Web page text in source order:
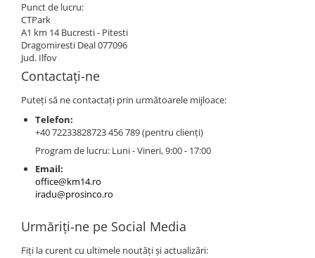
Punct de lucru:
CTPark
A1 km 14 Bucresti - Pitesti
Dragomiresti Deal 077096
Jud. Ilfov
Contactați-ne
Puteți să ne contactați prin următoarele mijloace:
Telefon:
+40 72233828723 456 789 (pentru clienți)
Program de lucru: Luni - Vineri, 9:00 - 17:00
Email:
office@km14.ro
iradu@prosinco.ro
Urmăriți-ne pe Social Media
Fiți la curent cu ultimele noutăți și actualizări: